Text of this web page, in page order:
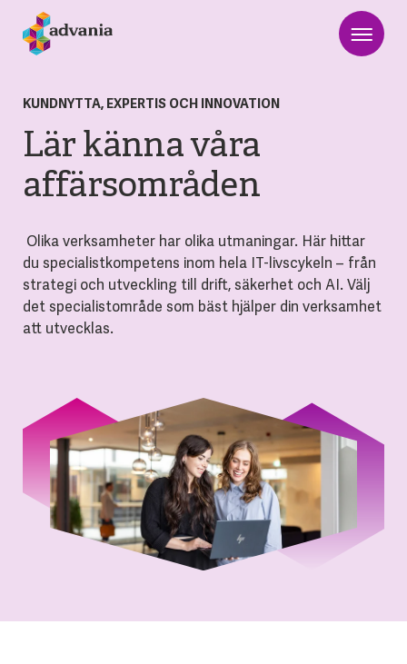
KUNDNYTTA, EXPERTIS OCH INNOVATION
Lär känna våra
affärsområden
Olika verksamheter har olika utmaningar. Här hittar
du specialistkompetens inom hela IT-livscykeln – från
strategi och utveckling till drift, säkerhet och AI. Välj
det specialistområde som bäst hjälper din verksamhet
att utvecklas.